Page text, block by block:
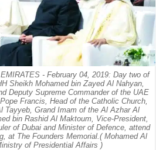
المذاهب ليست قدرًا لا يمكن تجاوزه
ليست المنفعة تأتي من إسلامية النّظام كما لا
المتهاون بوطنه متهاون بدينه حتماً
نسج العلاقة مع الآخر تكون من خلال منظومة
- February 04, 2019: Day two of
Sheikh Mohamed bin Zayed Al Nahyan,
Deputy Supreme Commander of the UAE
Francis, Head of the Catholic Church,
Tayyeb, Grand Imam of the Al Azhar Al
bin Rashid Al Maktoum, Vice-President,
of Dubai and Minister of Defence, attend
at The Founders Memorial.( Mohamed Al
of Presidential Affairs ) ---